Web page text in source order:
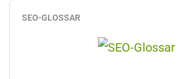
SEO-GLOSSAR